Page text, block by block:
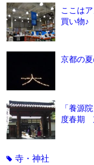
ここは
買い物♪
京都の
「養源
度春期
tag寺・神社